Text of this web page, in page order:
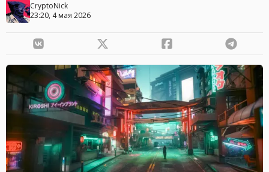
CryptoNick
23:20, 4 мая 2026